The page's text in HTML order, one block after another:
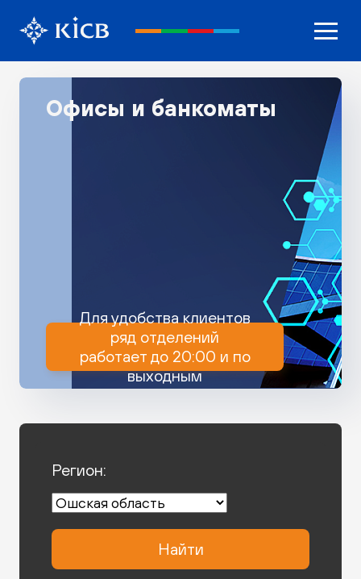
Офисы и банкоматы
Для удобства клиентов
ряд отделений
работает до 20:00 и по
выходным
Регион:
Найти